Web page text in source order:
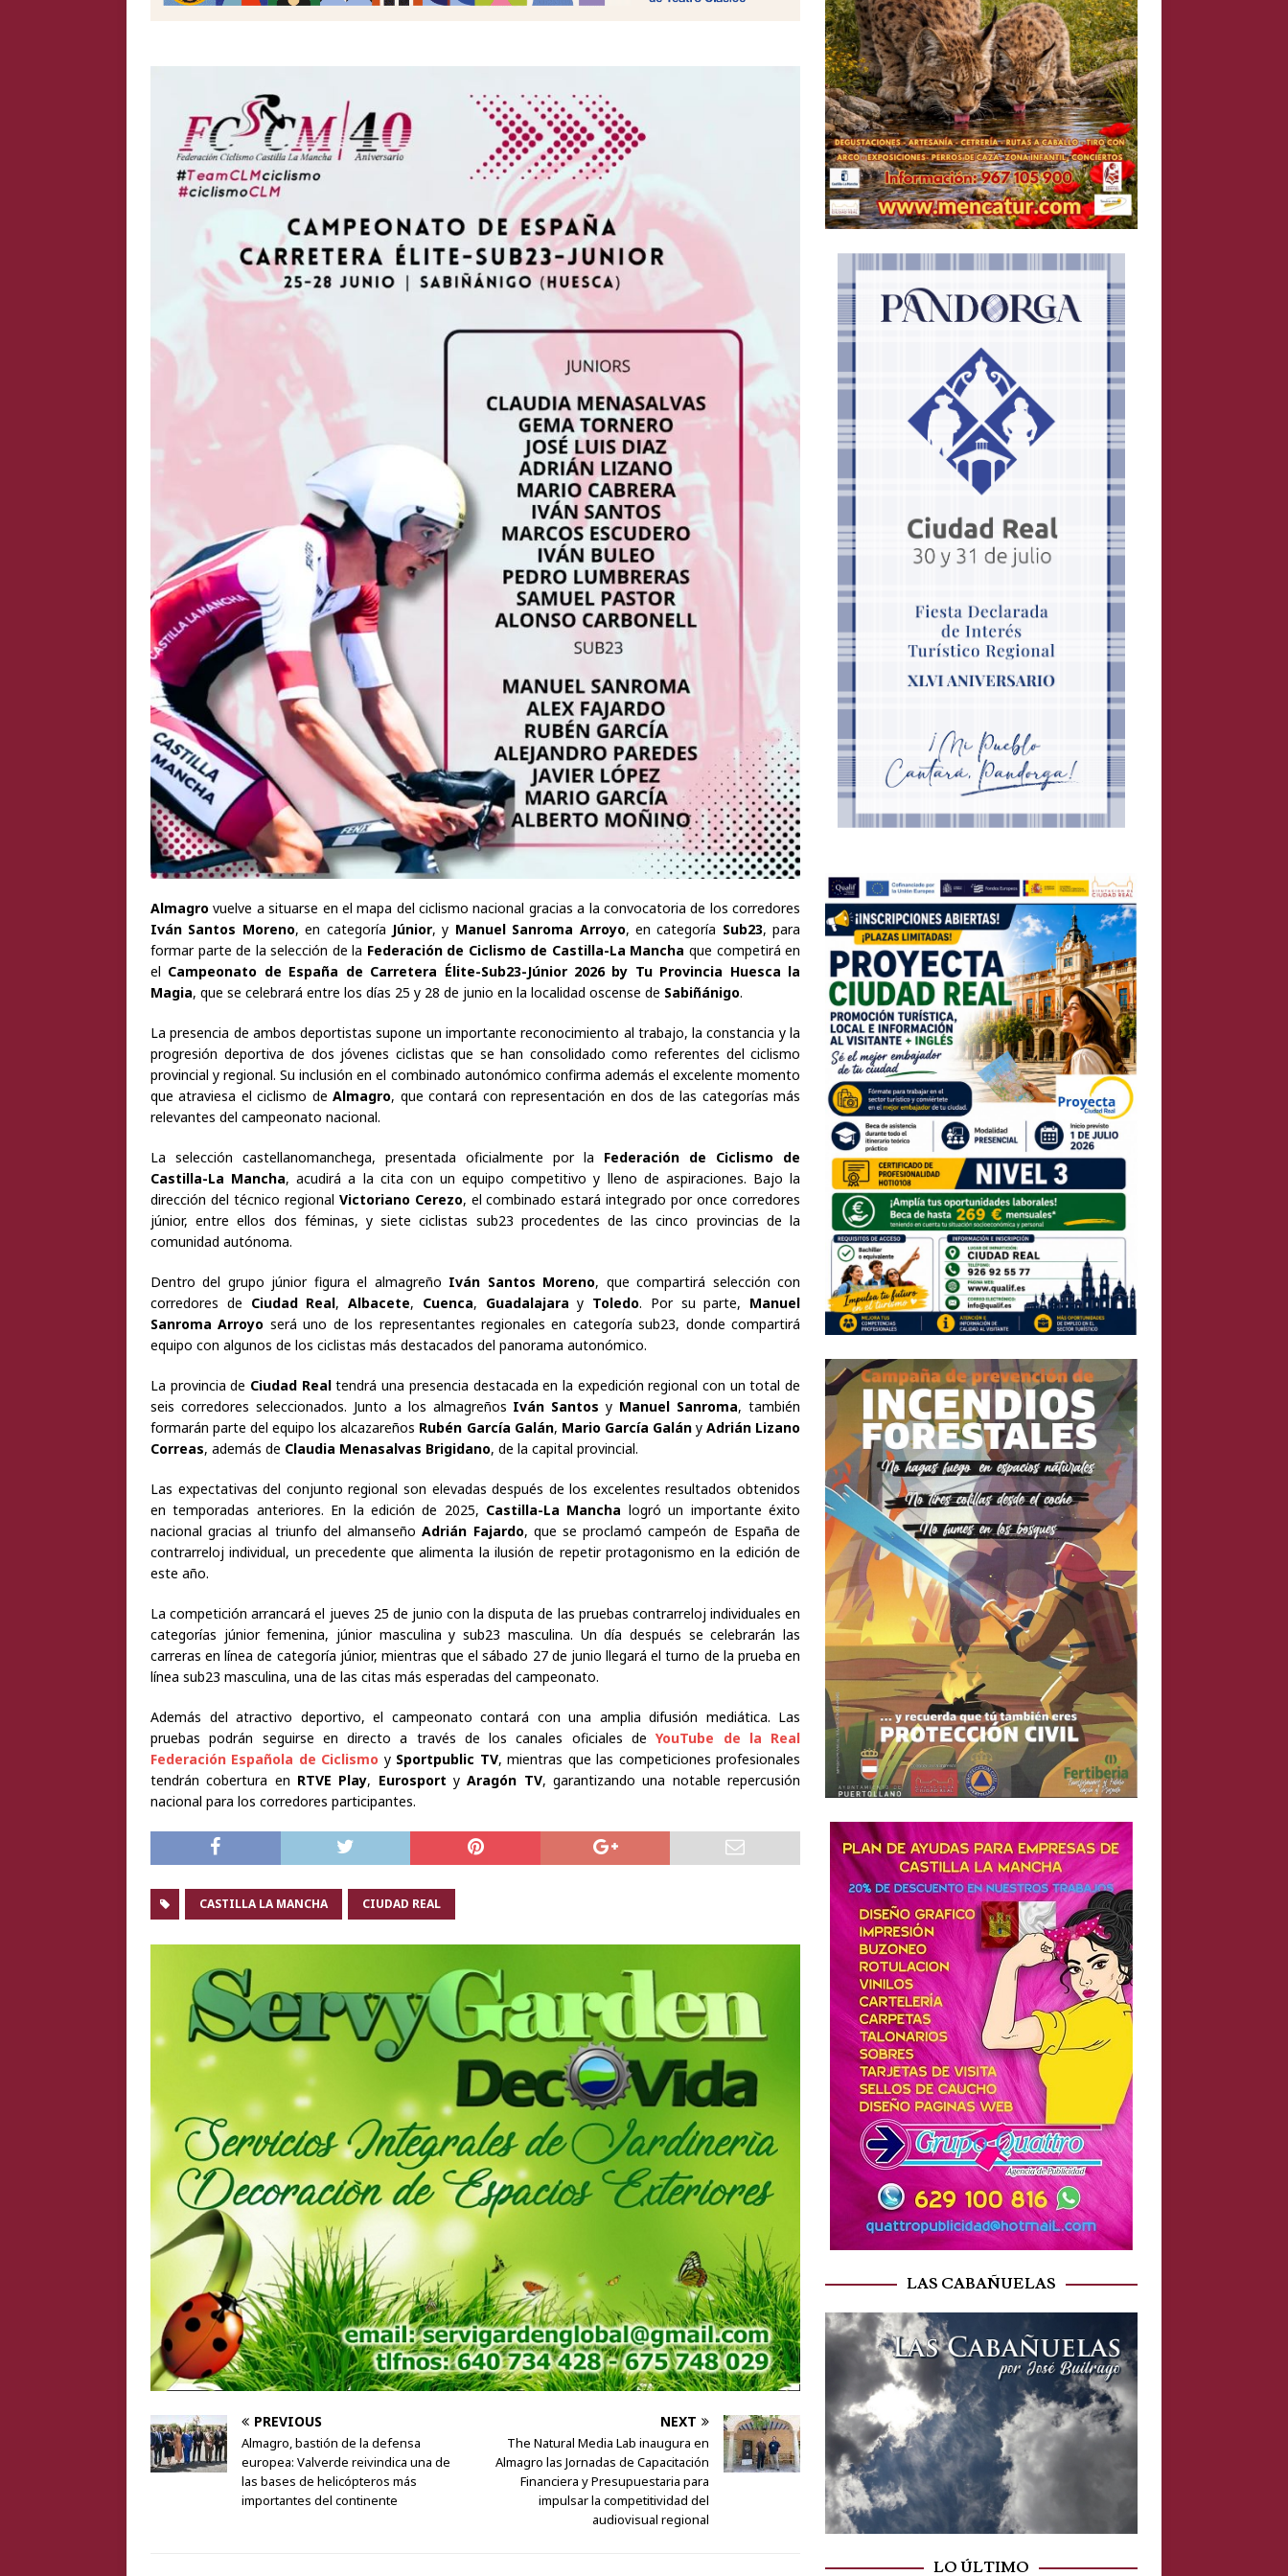
Almagro vuelve a situarse en el mapa del ciclismo nacional gracias a la convocatoria de los corredores
Iván Santos Moreno, en categoría Júnior, y Manuel Sanroma Arroyo, en categoría Sub23, para
formar parte de la selección de la Federación de Ciclismo de Castilla-La Mancha que competirá en
el Campeonato de España de Carretera Élite-Sub23-Júnior 2026 by Tu Provincia Huesca la
Magia, que se celebrará entre los días 25 y 28 de junio en la localidad oscense de Sabiñánigo.
La presencia de ambos deportistas supone un importante reconocimiento al trabajo, la constancia y la
progresión deportiva de dos jóvenes ciclistas que se han consolidado como referentes del ciclismo
provincial y regional. Su inclusión en el combinado autonómico confirma además el excelente momento
que atraviesa el ciclismo deAlmagro, que contará con representación en dos de las categorías más
relevantes del campeonato nacional.
La selección castellanomanchega, presentada oficialmente por la Federación de Ciclismo de
Castilla-La Mancha, acudirá a la cita con un equipo competitivo y lleno de aspiraciones. Bajo la
dirección del técnico regional Victoriano Cerezo, el combinado estará integrado por once corredores
júnior, entre ellos dos féminas, y siete ciclistas sub23 procedentes de las cinco provincias de la
comunidad autónoma.
Dentro del grupo júnior figura el almagreño Iván Santos Moreno, que compartirá selección con
corredores de Ciudad Real,Albacete, Cuenca, Guadalajara y Toledo. Por su parte, Manuel
Sanroma Arroyo será uno de los representantes regionales en categoría sub23, donde compartirá
equipo con algunos de los ciclistas más destacados del panorama autonómico.
La provincia de Ciudad Realtendrá una presencia destacada en la expedición regional con un total de
seis corredores seleccionados. Junto a los almagreños Iván Santos y Manuel Sanroma, también
formarán parte del equipo los alcazareños Rubén García Galán, Mario García Galány Adrián Lizano
Correas, además de Claudia Menasalvas Brigidano, de la capital provincial.
Las expectativas del conjunto regional son elevadas después de los excelentes resultados obtenidos
en temporadas anteriores. En la edición de 2025, Castilla-La Mancha logró un importante éxito
nacional gracias al triunfo del almanseñoAdrián Fajardo, que se proclamó campeón de España de
contrarreloj individual, un precedente que alimenta la ilusión de repetir protagonismo en la edición de
este año.
La competición arrancará el jueves 25 de junio con la disputa de las pruebas contrarreloj individuales en
categorías júnior femenina, júnior masculina y sub23 masculina. Un día después se celebrarán las
carreras en línea de categoría júnior, mientras que el sábado 27 de junio llegará el turno de la prueba en
línea sub23 masculina, una de las citas más esperadas del campeonato.
Además del atractivo deportivo, el campeonato contará con una amplia difusión mediática. Las
pruebas podrán seguirse en directo a través de los canales oficiales deYouTube de la Real
Federación Española de Ciclismo y Sportpublic TV, mientras que las competiciones profesionales
tendrán cobertura en RTVE Play, Eurosport yAragón TV, garantizando una notable repercusión
nacional para los corredores participantes.
CASTILLA LA MANCHA CIUDAD REAL
PREVIOUS
Almagro, bastión de la defensa
europea: Valverde reivindica una de
las bases de helicópteros más
importantes del continente
NEXT
The Natural Media Lab inaugura en
Almagro las Jornadas de Capacitación
Financiera y Presupuestaria para
impulsar la competitividad del
audiovisual regional
LAS CABAÑUELAS
LO ÚLTIMO